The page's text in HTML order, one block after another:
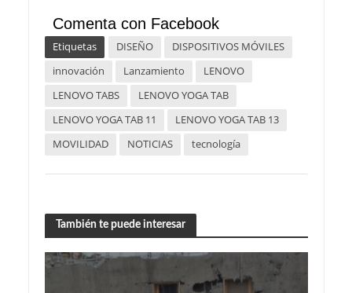
Comenta con Facebook
Etiquetas DISEÑO
DISPOSITIVOS MÓVILES
innovación
Lanzamiento
LENOVO
LENOVO TABS
LENOVO YOGA TAB
LENOVO YOGA TAB 11
LENOVO YOGA TAB 13
MOVILIDAD
NOTICIAS tecnología
También te puede interesar